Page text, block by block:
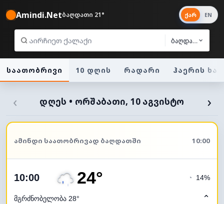
Amindi.Netბაღდათი 21°
ბაღდათი
ქარ EN
საათობრივი 10 დღის რადარი ჰაერის
‹ ᲓᲦᲔᲡ • ᲝᲠᲨᲐᲑᲐᲗᲘ, 10 ᲐᲒᲕᲘᲡᲢᲝ ›
ᲐᲛᲘᲜᲓᲘ ᲡᲐᲐᲗᲝᲑᲠᲘᲕᲐᲓ ᲑᲐᲦᲓᲐᲗᲨᲘ 10:00
10:00 24°
მგრძნობელობა 28°
◔ 14%
⌃